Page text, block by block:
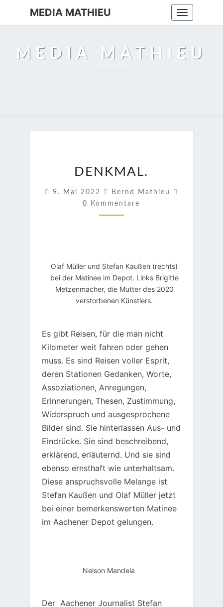
Toggle
navigation
MEDIA MATHIEU
MEDIA MATHIEU
DENKMAL.
9. Mai 2022 Bernd Mathieu
0 Kommentare
Olaf Müller und Stefan Kaußen (rechts)
bei der Matinee im Depot. Links Brigitte
Metzenmacher, die Mutter des 2020
verstorbenen Künstlers.
Es gibt Reisen, für die man nicht
Kilometer weit fahren oder gehen
muss. Es sind Reisen voller Esprit,
deren Stationen Gedanken, Worte,
Assoziationen, Anregungen,
Erinnerungen, Thesen, Zustimmung,
Widerspruch und ausgesprochene
Bilder sind. Sie hinterlassen Aus- und
Eindrücke. Sie sind beschreibend,
erklärend, erläuternd. Und sie sind
ebenso ernsthaft wie unterhaltsam.
Diese anspruchsvolle Melange ist
Stefan Kaußen und Olaf Müller jetzt
bei einer bemerkenswerten Matinee
im Aachener Depot gelungen.
Nelson Mandela
Der Aachener Journalist Stefan